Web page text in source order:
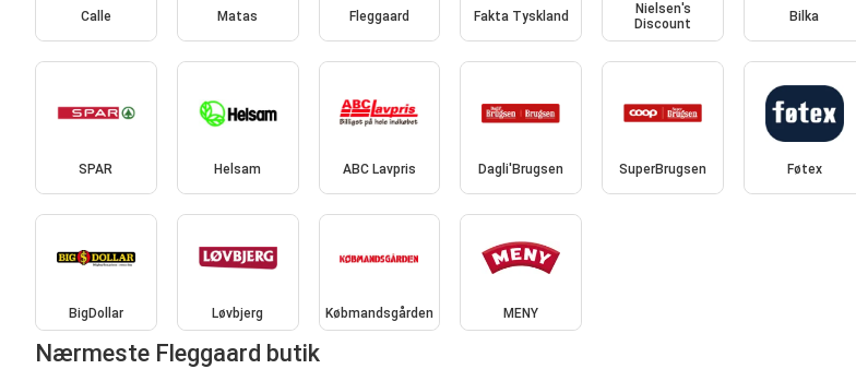
Calle Matas Fleggaard Fakta Tyskland
Nielsen's
Discount
Bilka
SPAR Helsam ABC Lavpris Dagli'Brugsen SuperBrugsen Føtex
BigDollar Løvbjerg Købmandsgården MENY
Nærmeste Fleggaard butik